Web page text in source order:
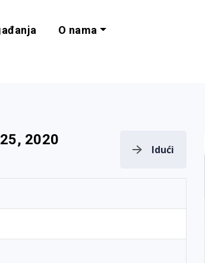
programe EU
O nama
2020
Idući